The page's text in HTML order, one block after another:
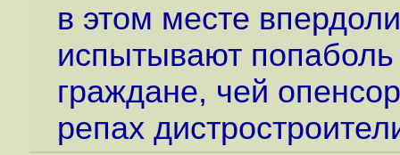
в этом месте
испытывают
граждане, чей
репах